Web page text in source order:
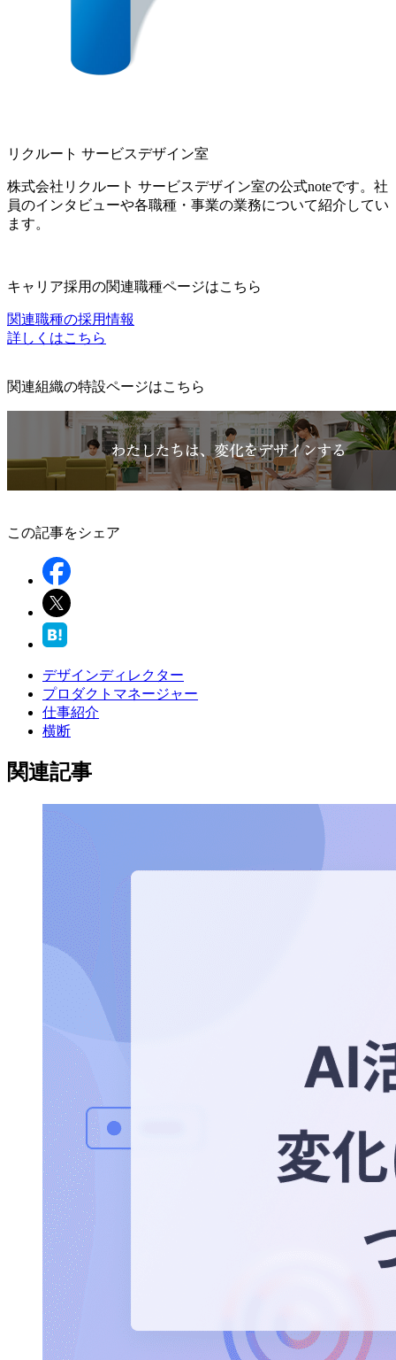
リクルート サービスデザイン室
株式会社リクルート サービスデザイン室の公式noteです。社
員のインタビューや各職種・事業の業務について紹介してい
ます。
キャリア採用の関連職種ページはこちら
関連職種の採用情報
詳しくはこちら
関連組織の特設ページはこちら
この記事をシェア
デザインディレクター
プロダクトマネージャー
仕事紹介
横断
関連記事